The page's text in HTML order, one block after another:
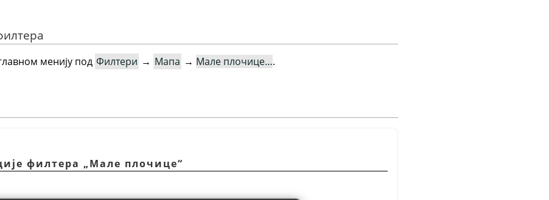
менију под Филтери → Мапа → Мале плочице….
филтера „Мале плочице“